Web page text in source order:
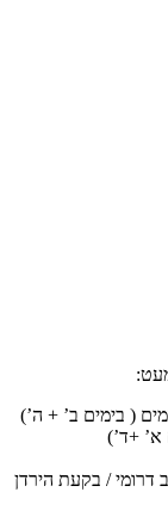
דרומי / בקעת הירדן